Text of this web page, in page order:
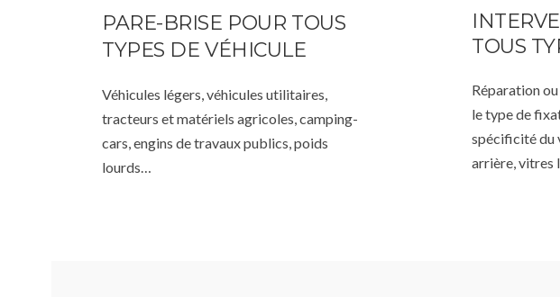
PARE-BRISE POUR TOUS
TYPES DE VÉHICULE
Véhicules légers, véhicules utilitaires,
tracteurs et matériels agricoles, camping-
cars, engins de travaux publics, poids
lourds…
TOUS
Réparation
le type de
spécificité du
arrière, vitres